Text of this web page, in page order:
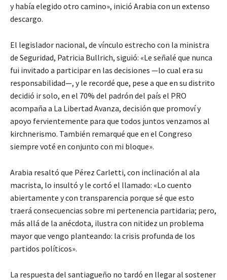
y había elegido otro camino», inició Arabia con un extenso
descargo.
El legislador nacional, de vínculo estrecho con la ministra
de Seguridad, Patricia Bullrich, siguió: «Le señalé que nunca
fui invitado a participar en las decisiones —lo cual era su
responsabilidad—, y le recordé que, pese a que en su distrito
decidió ir solo, en el 70% del padrón del país el PRO
acompaña a La Libertad Avanza, decisión que promoví y
apoyo fervientemente para que todos juntos venzamos al
kirchnerismo. También remarqué que en el Congreso
siempre voté en conjunto con mi bloque».
Arabia resaltó que Pérez Carletti, con inclinación al ala
macrista, lo insultó y le cortó el llamado: «Lo cuento
abiertamente y con transparencia porque sé que esto
traerá consecuencias sobre mi pertenencia partidaria; pero,
más allá de la anécdota, ilustra con nitidez un problema
mayor que vengo planteando: la crisis profunda de los
partidos políticos».
La respuesta del santiagueño no tardó en llegar al sostener